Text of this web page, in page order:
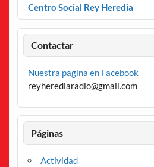
Centro Social Rey Heredia
Contactar
Nuestra pagina en Facebook
reyherediaradio@gmail.com
Páginas
Actividad